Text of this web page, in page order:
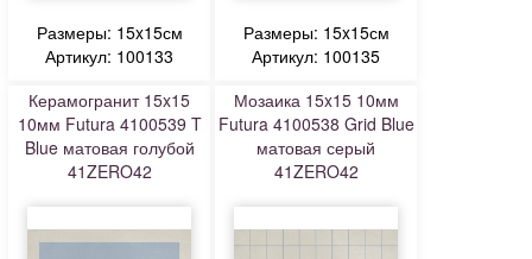
Размеры: 15x15см
Артикул: 100133
Размеры: 15x15см
Артикул: 100135
Керамогранит 15x15
10мм Futura 4100539 T
Blue матовая голубой
41ZERO42
Мозаика 15x15 10мм
Futura 4100538 Grid Blue
матовая серый
41ZERO42